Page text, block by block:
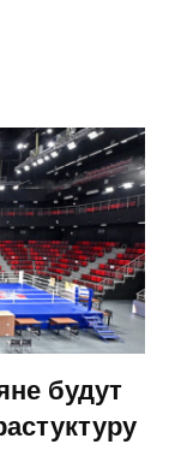
будут